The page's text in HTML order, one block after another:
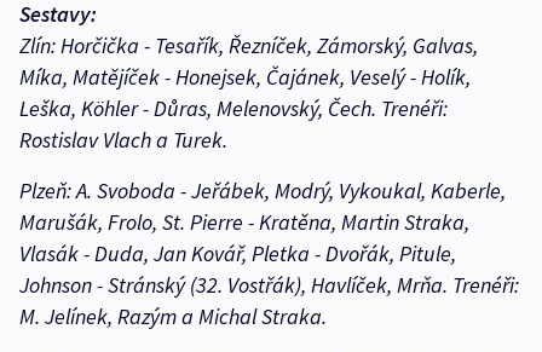
Sestavy:
Zlín: Horčička - Tesařík, Řezníček, Zámorský, Galvas,
Míka, Matějíček - Honejsek, Čajánek, Veselý - Holík,
Leška, Köhler - Důras, Melenovský, Čech. Trenéři:
Rostislav Vlach a Turek.
Plzeň: A. Svoboda - Jeřábek, Modrý, Vykoukal, Kaberle,
Marušák, Frolo, St. Pierre - Kratěna, Martin Straka,
Vlasák - Duda, Jan Kovář, Pletka - Dvořák, Pitule,
Johnson - Stránský (32. Vostřák), Havlíček, Mrňa. Trenéři:
M. Jelínek, Razým a Michal Straka.